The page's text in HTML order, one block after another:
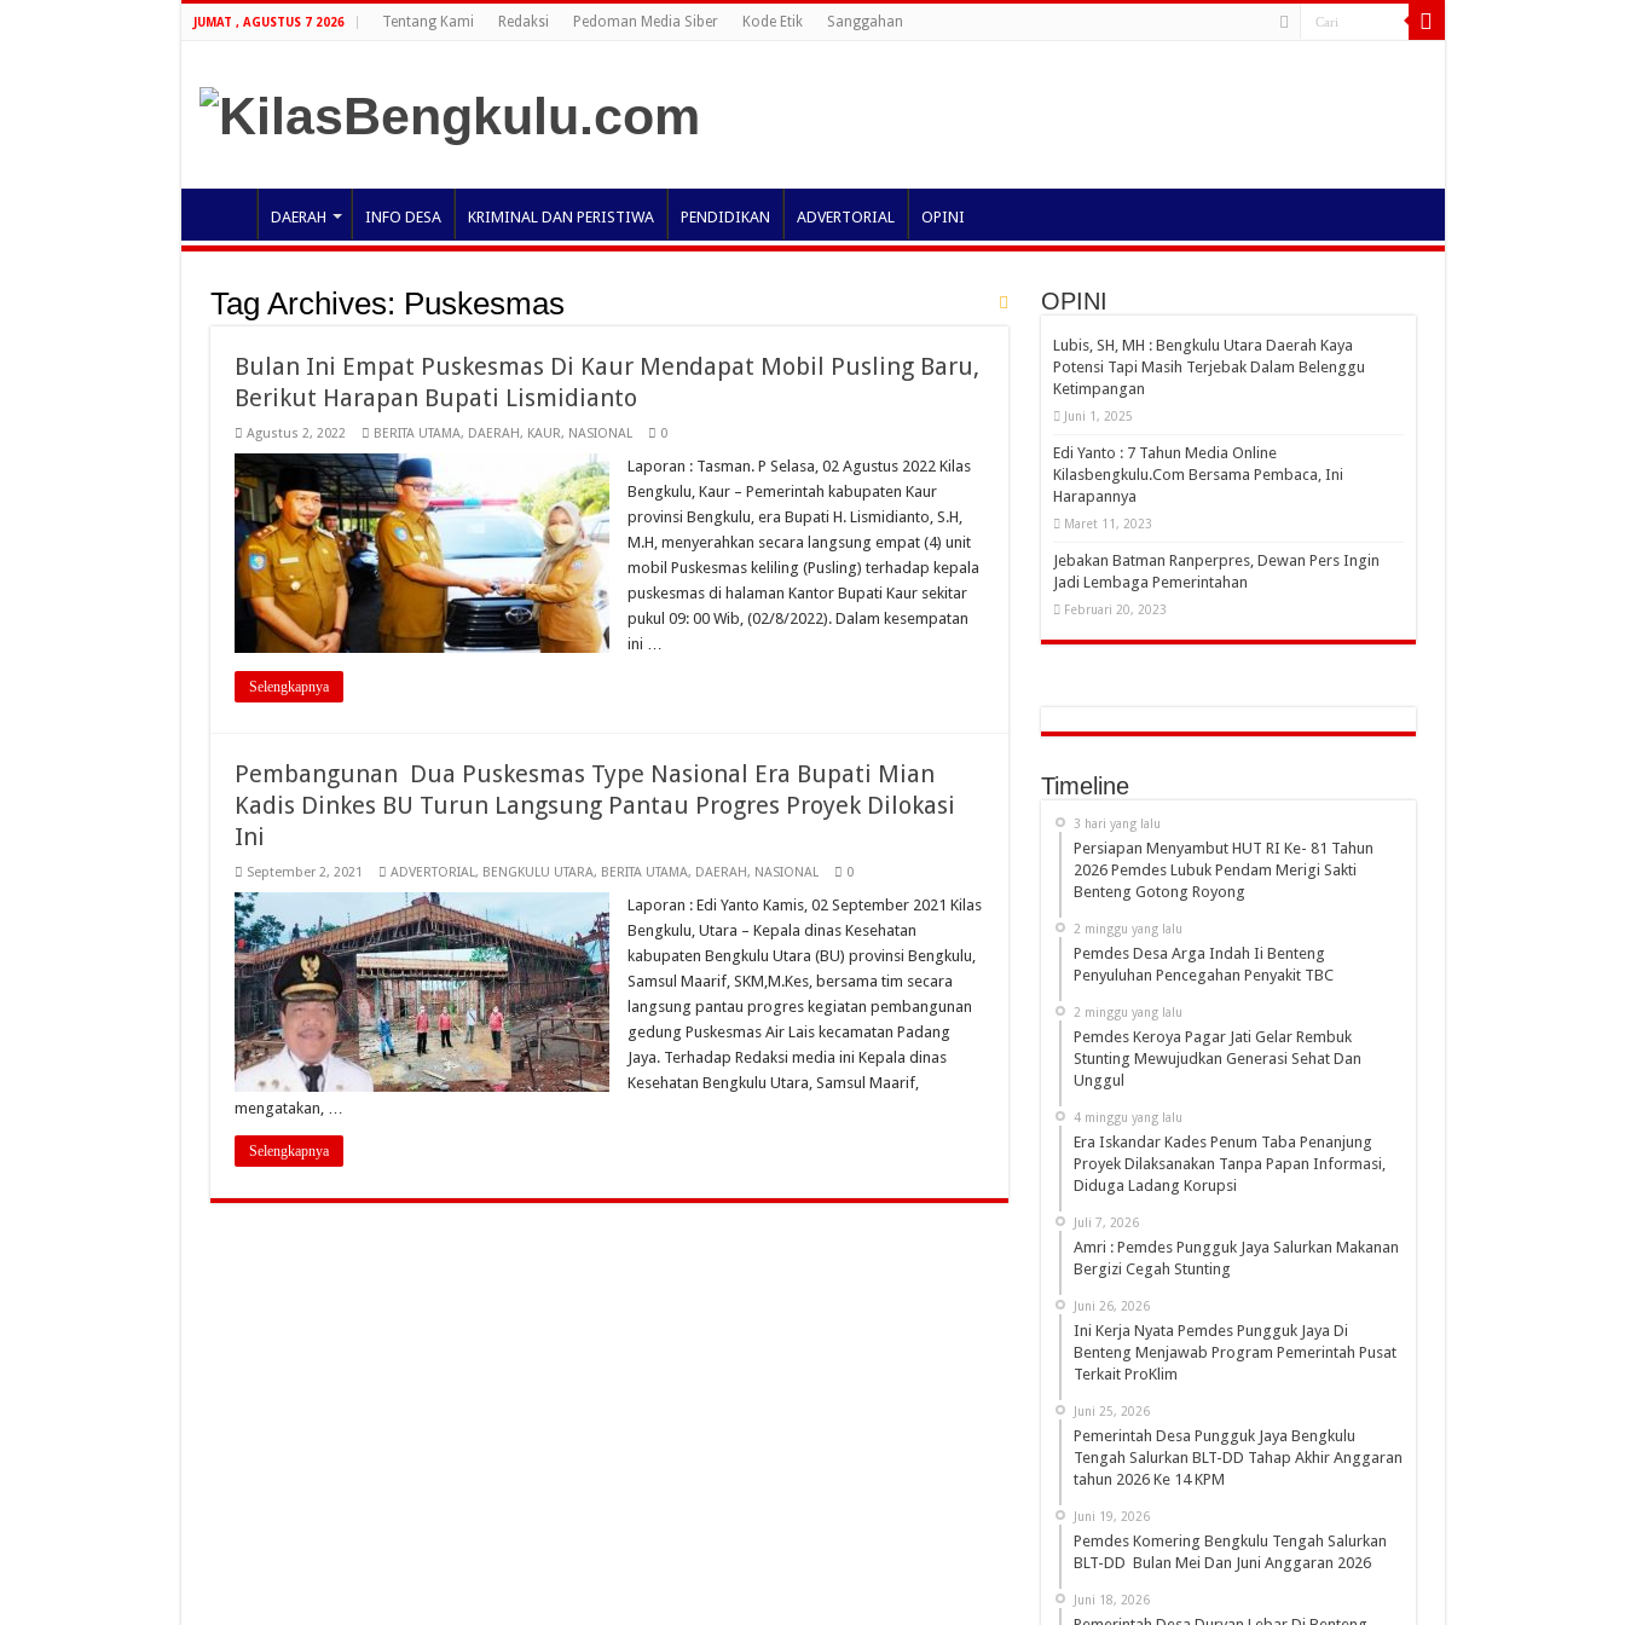
JUMAT , AGUSTUS 7 2026 Tentang Kami Redaksi Pedoman Media Siber Kode Etik Sanggahan
DAERAH INFO DESA KRIMINAL DAN PERISTIWA PENDIDIKAN ADVERTORIAL OPINI
Tag Archives: Puskesmas
Bulan Ini Empat Puskesmas Di Kaur Mendapat Mobil Pusling Baru,
Berikut Harapan Bupati Lismidianto
Agustus 2, 2022 BERITA UTAMA, DAERAH, KAUR, NASIONAL 0
Laporan : Tasman. P Selasa, 02 Agustus 2022 Kilas
Bengkulu, Kaur – Pemerintah kabupaten Kaur
provinsi Bengkulu, era Bupati H. Lismidianto, S.H,
M.H, menyerahkan secara langsung empat (4) unit
mobil Puskesmas keliling (Pusling) terhadap kepala
puskesmas di halaman Kantor Bupati Kaur sekitar
pukul 09: 00 Wib, (02/8/2022). Dalam kesempatan
ini …
Selengkapnya
Pembangunan Dua Puskesmas Type Nasional Era Bupati Mian
Kadis Dinkes BU Turun Langsung Pantau Progres Proyek Dilokasi
Ini
September 2, 2021 ADVERTORIAL, BENGKULU UTARA, BERITA UTAMA, DAERAH, NASIONAL 0
Laporan : Edi Yanto Kamis, 02 September 2021 Kilas
Bengkulu, Utara – Kepala dinas Kesehatan
kabupaten Bengkulu Utara (BU) provinsi Bengkulu,
Samsul Maarif, SKM,M.Kes, bersama tim secara
langsung pantau progres kegiatan pembangunan
gedung Puskesmas Air Lais kecamatan Padang
Jaya. Terhadap Redaksi media ini Kepala dinas
Kesehatan Bengkulu Utara, Samsul Maarif,
mengatakan, …
Selengkapnya
OPINI
Lubis, SH, MH : Bengkulu Utara Daerah Kaya
Potensi Tapi Masih Terjebak Dalam Belenggu
Ketimpangan
Juni 1, 2025
Edi Yanto : 7 Tahun Media Online
Kilasbengkulu.Com Bersama Pembaca, Ini
Harapannya
Maret 11, 2023
Jebakan Batman Ranperpres, Dewan Pers Ingin
Jadi Lembaga Pemerintahan
Februari 20, 2023
Timeline
3 hari yang lalu
Persiapan Menyambut HUT RI Ke- 81 Tahun
2026 Pemdes Lubuk Pendam Merigi Sakti
Benteng Gotong Royong
2 minggu yang lalu
Pemdes Desa Arga Indah Ii Benteng
Penyuluhan Pencegahan Penyakit TBC
2 minggu yang lalu
Pemdes Keroya Pagar Jati Gelar Rembuk
Stunting Mewujudkan Generasi Sehat Dan
Unggul
4 minggu yang lalu
Era Iskandar Kades Penum Taba Penanjung
Proyek Dilaksanakan Tanpa Papan Informasi,
Diduga Ladang Korupsi
Juli 7, 2026
Amri : Pemdes Pungguk Jaya Salurkan Makanan
Bergizi Cegah Stunting
Juni 26, 2026
Ini Kerja Nyata Pemdes Pungguk Jaya Di
Benteng Menjawab Program Pemerintah Pusat
Terkait ProKlim
Juni 25, 2026
Pemerintah Desa Pungguk Jaya Bengkulu
Tengah Salurkan BLT-DD Tahap Akhir Anggaran
tahun 2026 Ke 14 KPM
Juni 19, 2026
Pemdes Komering Bengkulu Tengah Salurkan
BLT-DD Bulan Mei Dan Juni Anggaran 2026
Juni 18, 2026